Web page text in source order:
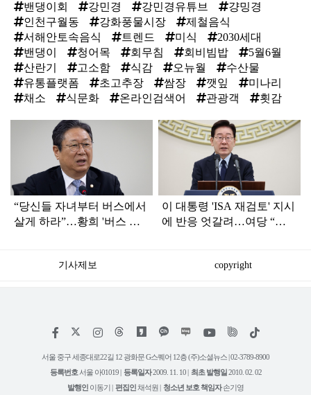
밴댕이회 강민경 강민경유튜브
걍밍경
인천구월동
강화풍물시장
제철음식
서해안토속음식
트렌드 미식
2030세대
밴댕이
청어목 회무침 회비빔밥
5월6월
산란기
고소함 식감 오뉴월
수산물
유통플랫폼
초고추장 쌈장 깻잎
미나리
채소
식문화 온라인검색어 관광객 횟감
“당신들 자녀부터 버스에서
살게 하라”…황희 '버스 하
이 대통령 'ISA 재검토' 지시
에 반응 엇갈려…여당 “적
기사제보 copyright
페
스
인
타
램
위
트
유
튜
틱
서울 중구 세종대로22길 12 광화문 G스퀘어 12층 (주)소셜뉴스 | 02-3789-8900
등록번호 서울 아01019 | 등록일자2009. 11. 10 | 최초 발행일2010. 02. 02
발행인 이동기 | 편집인채석원 | 청소년 보호 책임자손기영